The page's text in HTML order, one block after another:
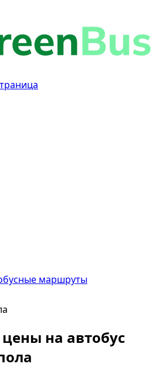
маршруты
на автобус